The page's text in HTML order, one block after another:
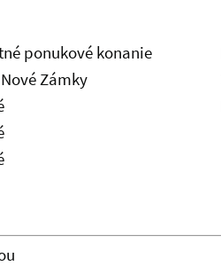
ponukové konanie
Zámky